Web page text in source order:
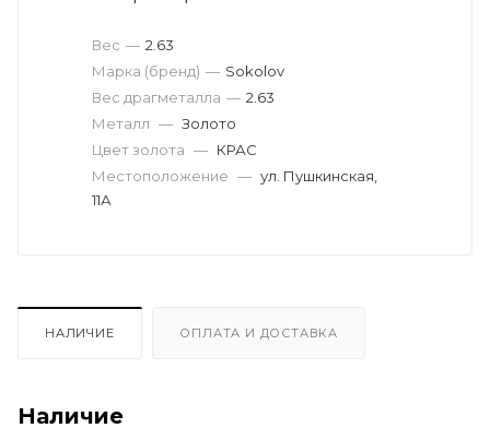
Вес драгметалла — 2.63
Марка (бренд) — Sokolov
Вес — 2.63
Металл — Золото
Цвет золота — КРАС
Местоположение — ул. Пушкинская,
11А
НАЛИЧИЕ ОПЛАТА И ДОСТАВКА
Наличие